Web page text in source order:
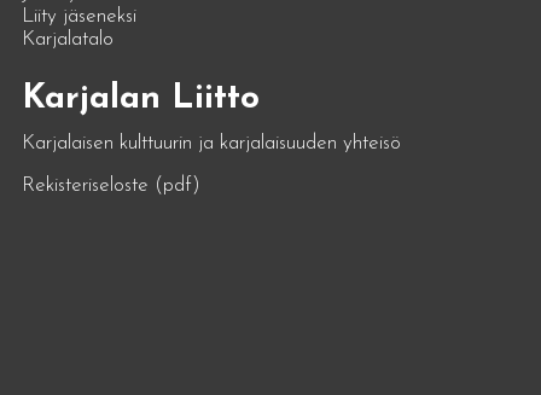
Liity jäseneksi
Karjalatalo
Karjalan Liitto
Karjalaisen kulttuurin ja karjalaisuuden yhteisö
Rekisteriseloste (pdf)